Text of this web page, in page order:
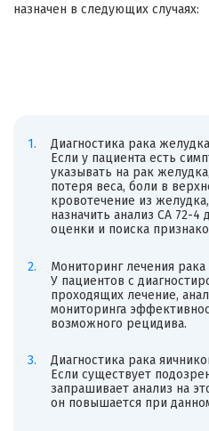
назначен в следующих случаях:
Диагностика рака
Если у пациента есть
указывать на рак
потеря веса, боли в
кровотечение из
назначить анализ CA 72-
оценки и поиска
Мониторинг лечения
У пациентов с
проходящих лечение,
мониторинга
возможного рецидива.
Диагностика рака
Если существует
запрашивает анализ на
он повышается при